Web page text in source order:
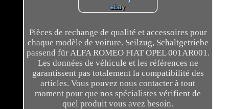
Pièces de rechange de qualité et accessoires pour
chaque modèle de voiture. Seilzug, Schaltgetriebe
passend für ALFA ROMEO FIAT OPEL 001AR001.
Les données de véhicule et les références ne
garantissent pas totalement la compatibilité des
articles. Vous pouvez nous contacter à tout
moment pour que nos spécialistes vérifient de
quel produit vous avez besoin.